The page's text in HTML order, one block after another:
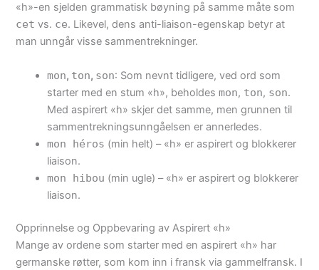
«h»-en sjelden grammatisk bøyning på samme måte som
cet vs. ce. Likevel, dens anti-liaison-egenskap betyr at
man unngår visse sammentrekninger.
mon, ton, son: Som nevnt tidligere, ved ord som
starter med en stum «h», beholdesmon, ton, son.
Med aspirert «h» skjer det samme, men grunnen til
sammentrekningsunngåelsen er annerledes.
mon héros (min helt) – «h» er aspirert og blokkerer
liaison.
mon hibou (min ugle) – «h» er aspirert og blokkerer
liaison.
Opprinnelse og Oppbevaring av Aspirert «h»
Mange av ordene som starter med en aspirert «h» har
germanske røtter, som kom inn i fransk via gammelfransk. I